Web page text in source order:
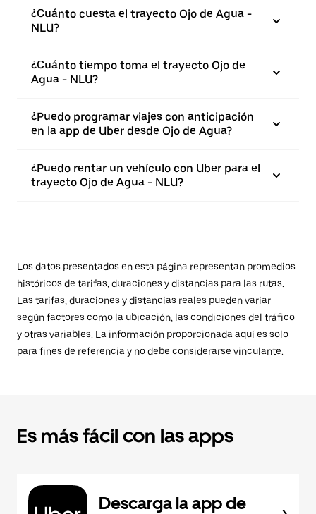
¿Cuánto cuesta el trayecto Ojo de Agua -
NLU?
¿Cuánto tiempo toma el trayecto Ojo de
Agua - NLU?
¿Puedo programar viajes con anticipación
en la app de Uber desde Ojo de Agua?
¿Puedo rentar un vehículo con Uber para el
trayecto Ojo de Agua - NLU?
Los datos presentados en esta página representan promedios
históricos de tarifas, duraciones y distancias para las rutas.
Las tarifas, duraciones y distancias reales pueden variar
según factores como la ubicación, las condiciones del tráfico
y otras variables. La información proporcionada aquí es solo
para fines de referencia y no debe considerarse vinculante.
Es más fácil con las apps
Descarga la app de